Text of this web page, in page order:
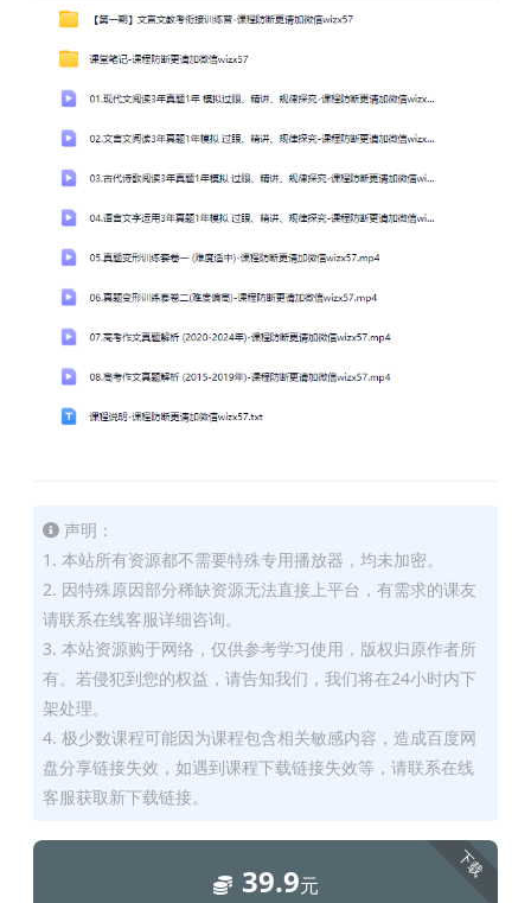
声明：
1. 本站所有资源都不需要特殊专用播放器，均未加密。
2. 因特殊原因部分稀缺资源无法直接上平台，有需求的课友
请联系在线客服详细咨询。
3. 本站资源购于网络，仅供参考学习使用，版权归原作者所
有。若侵犯到您的权益，请告知我们，我们将在24小时内下
架处理。
4. 极少数课程可能因为课程包含相关敏感内容，造成百度网
盘分享链接失效，如遇到课程下载链接失效等，请联系在线
客服获取新下载链接。
下载
39.9元